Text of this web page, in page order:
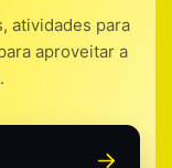
atividades para
aproveitar a